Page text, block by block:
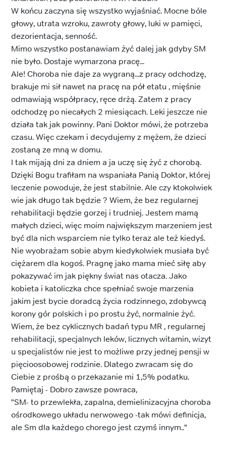
W końcu zaczyna się wszystko wyjaśniać. Mocne bóle
głowy, utrata wzroku, zawroty głowy, luki w pamięci,
dezorientacja, senność.
Mimo wszystko postanawiam żyć dalej jak gdyby SM
nie było. Dostaje wymarzona pracę...
Ale! Choroba nie daje za wygraną...z pracy odchodzę,
brakuje mi sił nawet na pracę na pół etatu , mięśnie
odmawiają współpracy, ręce drżą. Zatem z pracy
odchodzę po niecałych 2 miesiącach. Leki jeszcze nie
działa tak jak powinny. Pani Doktor mówi, że potrzeba
czasu. Więc czekam i decydujemy z mężem, że dzieci
zostaną ze mną w domu.
I tak mijają dni za dniem a ja uczę się żyć z chorobą.
Dzięki Bogu trafiłam na wspaniała Panią Doktor, której
leczenie powoduje, że jest stabilnie. Ale czy ktokolwiek
wie jak długo tak będzie ? Wiem, że bez regularnej
rehabilitacji będzie gorzej i trudniej. Jestem mamą
małych dzieci, więc moim największym marzeniem jest
być dla nich wsparciem nie tylko teraz ale też kiedyś.
Nie wyobrażam sobie abym kiedykolwiek musiała być
ciężarem dla kogoś. Pragnę jako mama mieć siłę aby
pokazywać im jak piękny świat nas otacza. Jako
kobieta i katoliczka chce spełniać swoje marzenia
jakim jest bycie doradcą życia rodzinnego, zdobywcą
korony gór polskich i po prostu żyć, normalnie żyć.
Wiem, że bez cyklicznych badań typu MR , regularnej
rehabilitacji, specjalnych leków, licznych witamin, wizyt
u specjalistów nie jest to możliwe przy jednej pensji w
pięcioosobowej rodzinie. Dlatego zwracam się do
Ciebie z prośbą o przekazanie mi 1,5% podatku.
Pamiętaj - Dobro zawsze powraca,
"SM- to przewlekła, zapalna, demielinizacyjna choroba
ośrodkowego układu nerwowego -tak mówi definicja,
ale Sm dla każdego chorego jest czymś innym.."